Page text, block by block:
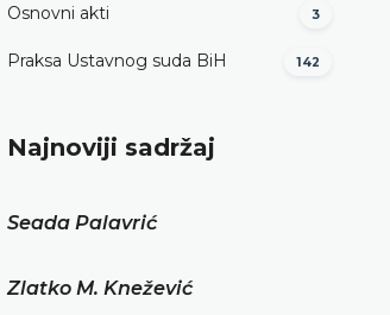
DETALJNIJE
Osnovni akti 3
Praksa Ustavnog suda BiH 142
Najnoviji sadržaj
Seada Palavrić
Zlatko M. Knežević